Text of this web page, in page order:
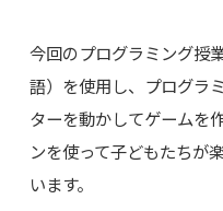
今回のプログラミング授
語）を使用し、プログラ
ターを動かしてゲームを
ンを使って子どもたちが
います。